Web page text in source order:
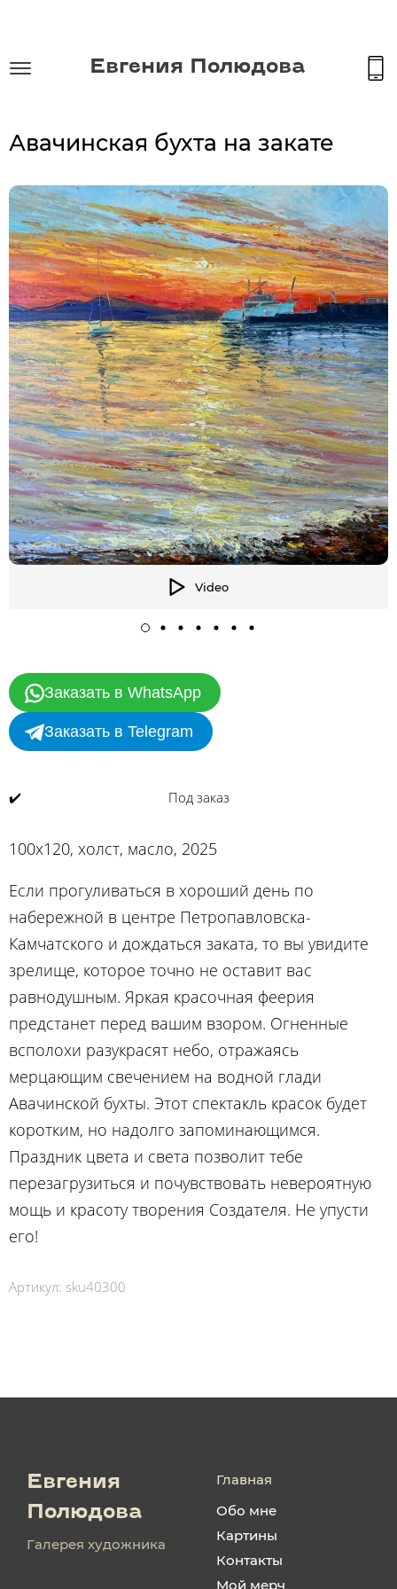
Евгения Полюдова
Авачинская бухта на закате
Video
Заказать в WhatsApp
Заказать в Telegram
✔️ Под заказ
100х120, холст, масло, 2025
Если прогуливаться в хороший день по
набережной в центре Петропавловска-
Камчатского и дождаться заката, то вы увидите
зрелище, которое точно не оставит вас
равнодушным. Яркая красочная феерия
предстанет перед вашим взором. Огненные
всполохи разукрасят небо, отражаясь
мерцающим свечением на водной глади
Авачинской бухты. Этот спектакль красок будет
коротким, но надолго запоминающимся.
Праздник цвета и света позволит тебе
перезагрузиться и почувствовать невероятную
мощь и красоту творения Создателя. Не упусти
его!
Артикул: sku40300
Евгения
Полюдова
Галерея художника
Главная
Обо мне
Картины
Контакты
Мой мерч